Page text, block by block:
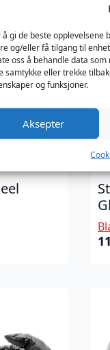
å gi de beste
og/eller få tilgang til
oss å behandle data
samtykke eller trekke
og funksjoner.
Aksepter